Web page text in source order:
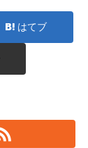
はてブ